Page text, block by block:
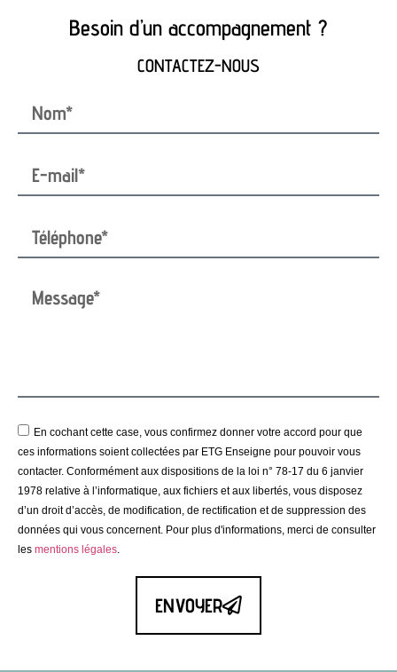
Besoin d’un accompagnement ?
CONTACTEZ-NOUS
En cochant cette case, vous confirmez donner votre accord pour que
ces informations soient collectées par ETG Enseigne pour pouvoir vous
contacter. Conformément aux dispositions de la loi n° 78-17 du 6 janvier
1978 relative à l’informatique, aux fichiers et aux libertés, vous disposez
d’un droit d’accès, de modification, de rectification et de suppression des
données qui vous concernent. Pour plus d'informations, merci de consulter
les mentions légales.
ENVOYER